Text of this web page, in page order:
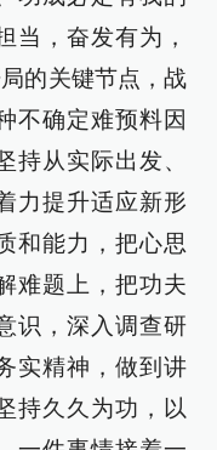
当，奋发有为，
的关键节点，战
不确定难预料因
持从实际出发、
力提升适应新形
和能力，把心思
难题上，把功夫
识，深入调查研
实精神，做到讲
持久久为功，以